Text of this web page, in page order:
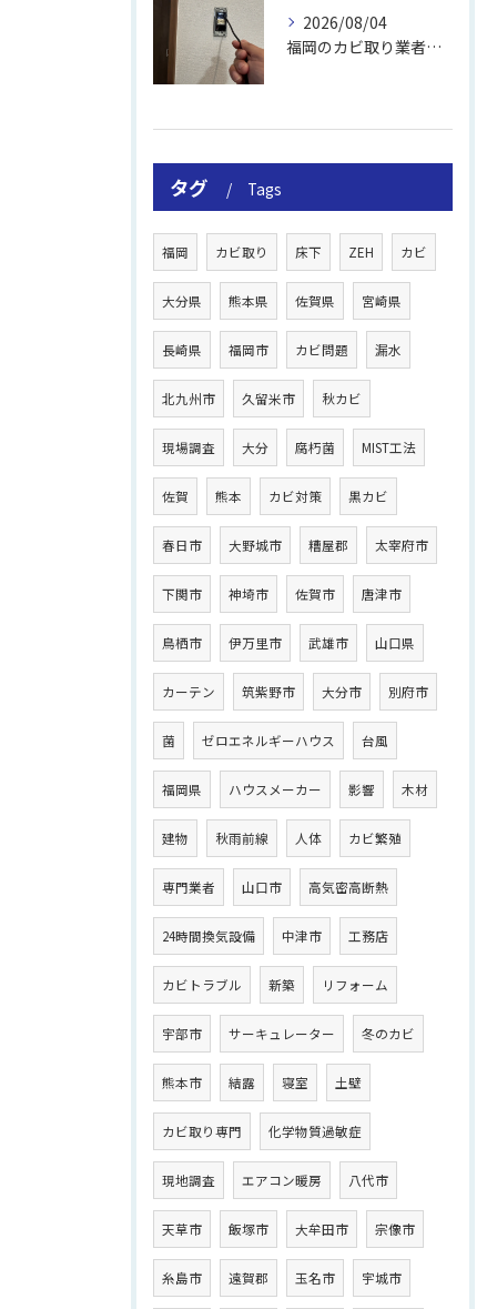
2026/08/04
福岡のカビ取り業者おすすめの選び方と費用
タグ Tags
福岡 カビ取り 床下 ZEH カビ
大分県 熊本県 佐賀県 宮崎県
長崎県 福岡市 カビ問題 漏水
北九州市 久留米市 秋カビ
現場調査 大分 腐朽菌 MIST工法
佐賀 熊本 カビ対策 黒カビ
春日市 大野城市 糟屋郡 太宰府市
下関市 神埼市 佐賀市 唐津市
鳥栖市 伊万里市 武雄市 山口県
カーテン 筑紫野市 大分市 別府市
菌 ゼロエネルギーハウス 台風
福岡県 ハウスメーカー 影響 木材
建物 秋雨前線 人体 カビ繁殖
専門業者 山口市 高気密高断熱
24時間換気設備 中津市 工務店
カビトラブル 新築 リフォーム
宇部市 サーキュレーター 冬のカビ
熊本市 結露 寝室 土壁
カビ取り専門 化学物質過敏症
現地調査 エアコン暖房 八代市
天草市 飯塚市 大牟田市 宗像市
糸島市 遠賀郡 玉名市 宇城市